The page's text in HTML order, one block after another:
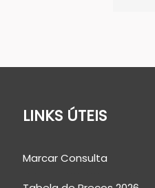
LINKS ÚTEIS
Marcar Consulta